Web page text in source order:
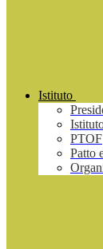
Istituto
PTOF
Patto